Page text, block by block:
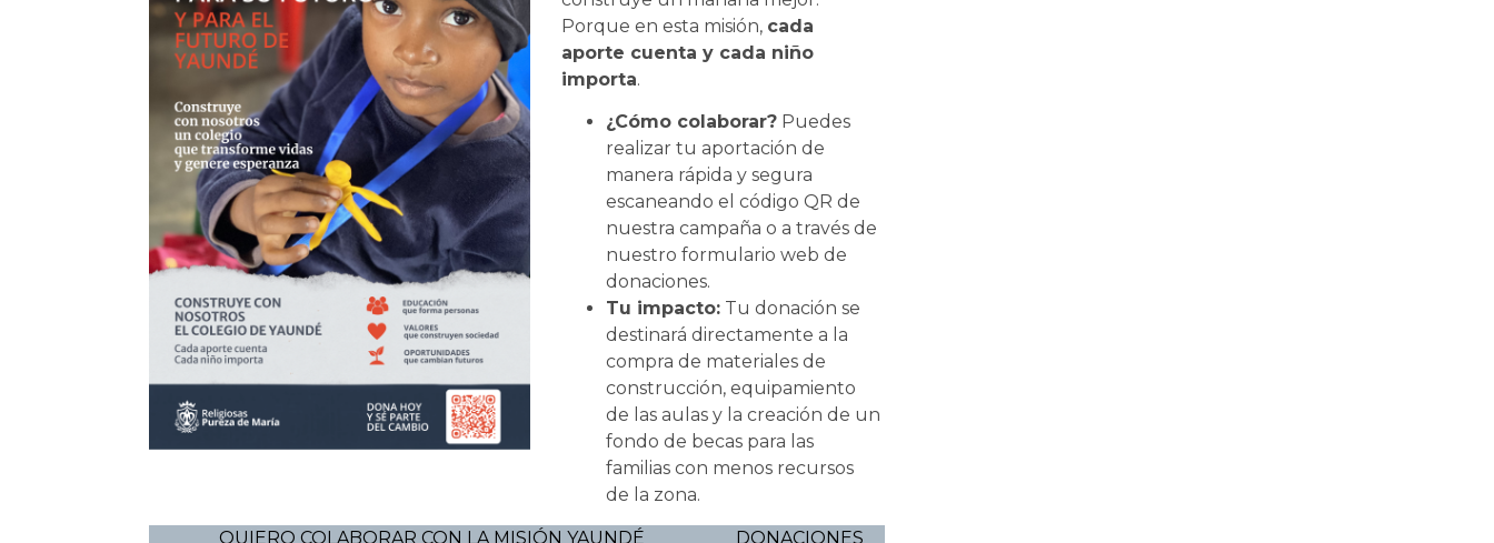
Porque en esta misión, cada
aporte cuenta y cada niño
importa.
¿Cómo colaborar?Puedes
realizar tu aportación de
manera rápida y segura
escaneando el código QR de
nuestra campaña o a través de
nuestro formulario web de
donaciones.
Tu impacto:Tu donación se
destinará directamente a la
compra de materiales de
construcción, equipamiento
de las aulas y la creación de un
fondo de becas para las
familias con menos recursos
de la zona.
QUIERO COLABORAR CON LA MISIÓN YAUNDÉ DONACIONES